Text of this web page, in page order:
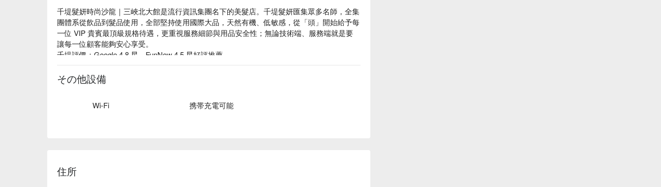
千堤髮妍時尚沙龍｜三峽北大館是流行資訊集團名下的美髮店。千堤髮妍匯集眾多名師，全集
團體系從飲品到髮品使用，全部堅持使用國際大品，天然有機、低敏感，從「頭」開始給予每
一位 VIP 貴賓最頂級規格待遇，更重視服務細節與用品安全性；無論技術端、服務端就是要
讓每一位顧客能夠安心享受。
千堤評價：Google 4.8 星、FunNow 4.5 星好評推薦
千堤服務：有機專業洗髮、客製化剪髮、立體雲朵溫塑燙、日本資生堂護髮等服務。
千堤推薦：千堤力求把服務做到最好、最完善，真誠的對待、高品質的產品、專業的技能，熱
情、親切，永遠為顧客著想，解決顧客的問題，把顧客當成是自己的好朋友是千堤髮妍時尚沙
千堤髮妍時尚沙龍｜三峽北大館預約、千堤髮妍時尚沙龍｜三峽北大館價格立刻查看⬇︎
その他設備
Wi-Fi 携帯充電可能
住所